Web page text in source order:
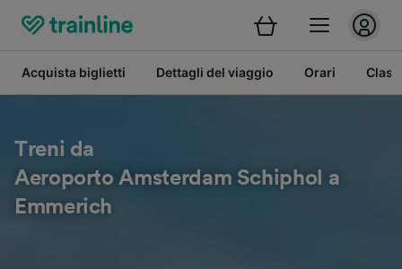
Acquista biglietti Dettagli del viaggio Orari
Treni da
Aeroporto Amsterdam Schiphol a
Emmerich